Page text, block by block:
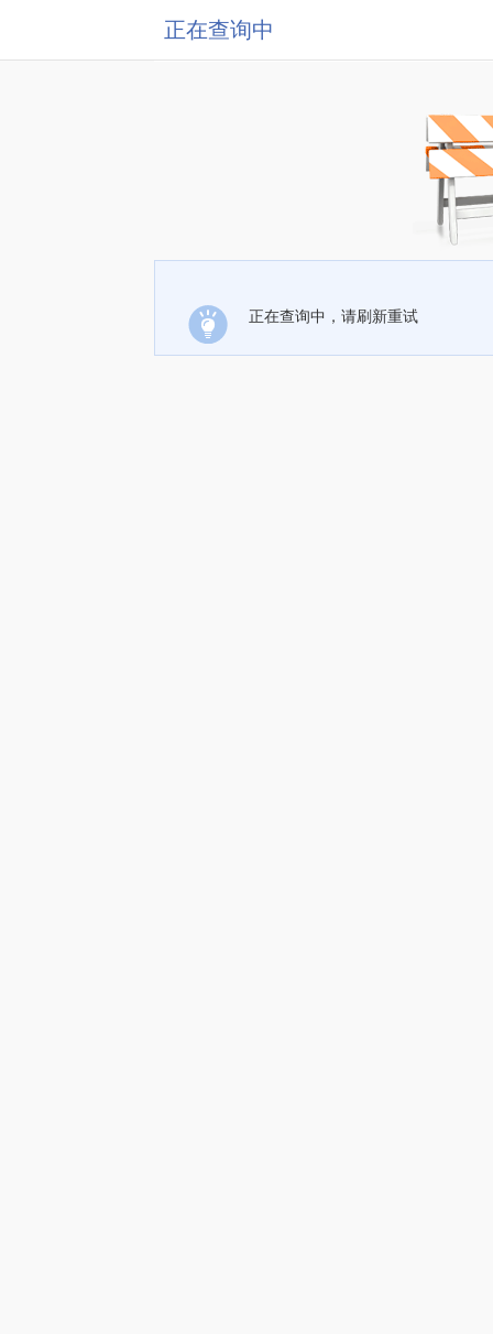
正在查询中
正在查询中，请刷新重试